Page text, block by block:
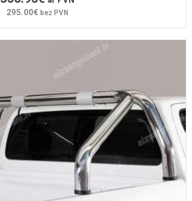
295.00€ bez PVN